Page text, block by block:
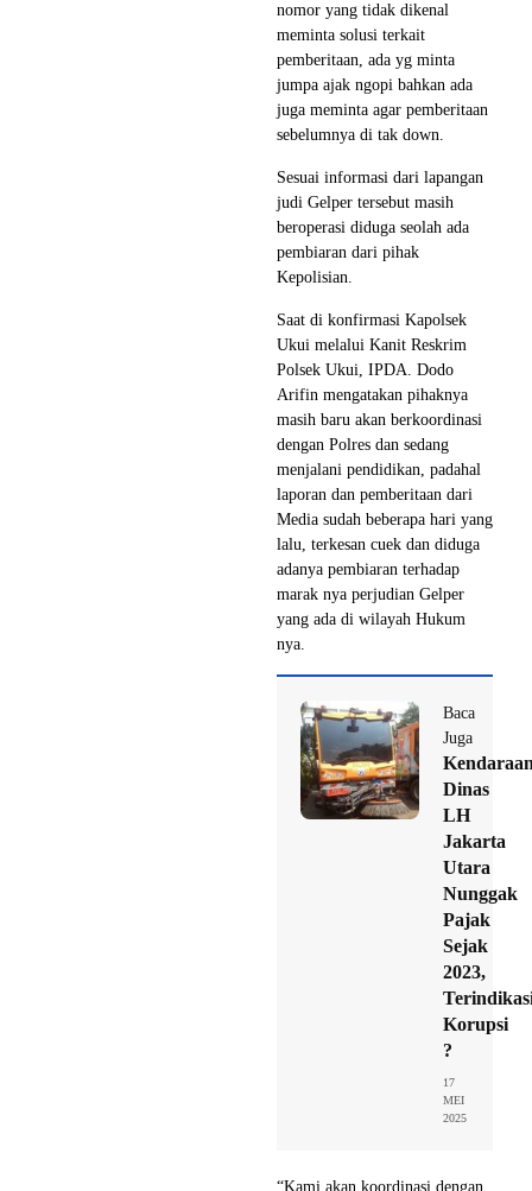
nomor yang tidak dikenal
meminta solusi terkait
pemberitaan, ada yg minta
jumpa ajak ngopi bahkan ada
juga meminta agar pemberitaan
sebelumnya di tak down.
Sesuai informasi dari lapangan
judi Gelper tersebut masih
beroperasi diduga seolah ada
pembiaran dari pihak
Kepolisian.
Saat di konfirmasi Kapolsek
Ukui melalui Kanit Reskrim
Polsek Ukui, IPDA. Dodo
Arifin mengatakan pihaknya
masih baru akan berkoordinasi
dengan Polres dan sedang
menjalani pendidikan, padahal
laporan dan pemberitaan dari
Media sudah beberapa hari yang
lalu, terkesan cuek dan diduga
adanya pembiaran terhadap
marak nya perjudian Gelper
yang ada di wilayah Hukum
nya.
Baca
Juga
Dinas
LH
Jakarta
Utara
Nunggak
Pajak
Sejak
2023,
Korupsi
?
17
MEI
2025
“Kami akan koordinasi dengan